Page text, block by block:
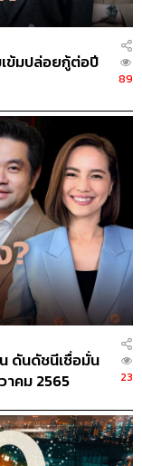
ข้มปล่อยกู้ต่อปี
89
ดันดัชนีเชื่อมั่น
าคม 2565
23